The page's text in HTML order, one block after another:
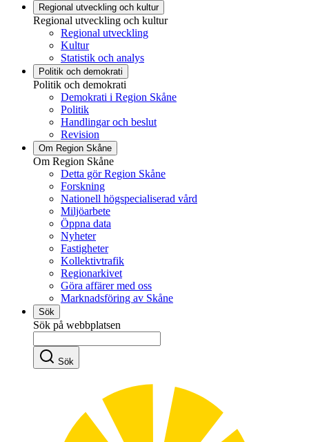
Regional utveckling och kultur
Regional utveckling och kultur
Regional utveckling
Kultur
Statistik och analys
Politik och demokrati
Politik och demokrati
Demokrati i Region Skåne
Politik
Handlingar och beslut
Revision
Om Region Skåne
Om Region Skåne
Detta gör Region Skåne
Forskning
Nationell högspecialiserad vård
Miljöarbete
Öppna data
Nyheter
Fastigheter
Kollektivtrafik
Regionarkivet
Göra affärer med oss
Marknadsföring av Skåne
Sök
Sök på webbplatsen
Sök